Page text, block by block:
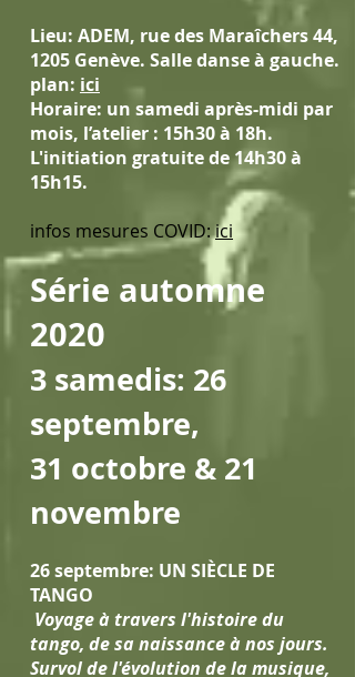
Lieu: ADEM, rue des Maraîchers 44,
1205 Genève. Salle danse à gauche.
plan: ici
Horaire: un samedi après-midi par
mois, l’atelier : 15h30 à 18h.
L'initiation gratuite de 14h30 à
15h15.
infos mesures COVID:ici
Série automne
2020
3 samedis: 26
septembre,
31 octobre & 21
novembre
26 septembre: UN SIÈCLE DE
TANGO
Voyage à travers l'histoire du
tango, de sa naissance à nos jours.
Survol de l'évolution de la musique,